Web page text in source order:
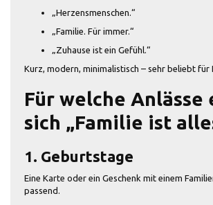
„Herzensmenschen.“
„Familie. Für immer.“
„Zuhause ist ein Gefühl.“
Kurz, modern, minimalistisch – sehr beliebt für
Für welche Anlässe
sich „Familie ist
1. Geburtstage
Eine Karte oder ein Geschenk mit einem
passend.